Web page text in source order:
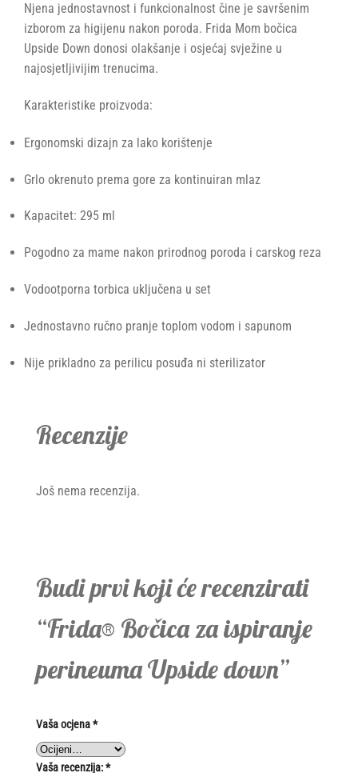
Njena jednostavnost i funkcionalnost čine je savršenim
izborom za higijenu nakon poroda. Frida Mom bočica
Upside Down donosi olakšanje i osjećaj svježine u
najosjetljivijim trenucima.
Karakteristike proizvoda:
Ergonomski dizajn za lako korištenje
Grlo okrenuto prema gore za kontinuiran mlaz
Kapacitet: 295 ml
Pogodno za mame nakon prirodnog poroda i carskog reza
Vodootporna torbica uključena u set
Jednostavno ručno pranje toplom vodom i sapunom
Nije prikladno za perilicu posuđa ni sterilizator
Recenzije
Još nema recenzija.
Budi prvi koji će recenzirati
“Frida® Bočica za ispiranje
perineuma Upside down”
Vaša ocjena*
Vaša recenzija:*